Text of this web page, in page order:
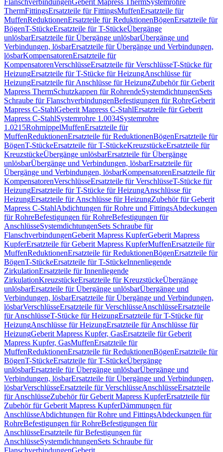
FlanschverbindungenGeberit Mapress ThermSystemrohre
ThermFittingsErsatzteile für FittingsMuffenErsatzteile für
MuffenReduktionenErsatzteile für ReduktionenBögenErsatzteile für
BögenT-StückeErsatzteile für T-StückeÜbergänge
unlösbarErsatzteile für Übergänge unlösbarÜbergänge und
Verbindungen, lösbarErsatzteile für Übergänge und Verbindungen,
lösbarKompensatorenErsatzteile für
KompensatorenVerschlüsseErsatzteile für VerschlüsseT-Stücke für
HeizungErsatzteile für T-Stücke für HeizungAnschlüsse für
HeizungErsatzteile für Anschlüsse für HeizungZubehör für Geberit
Mapress ThermSchutzkappen für RohrendeSystemdichtungenSets
Schraube für FlanschverbindungenBefestigungen für RohreGeberit
Mapress C-StahlGeberit Mapress C-StahlErsatzteile für Geberit
Mapress C-StahlSystemrohre 1.0034Systemrohre
1.0215RohrnippelMuffenErsatzteile für
MuffenReduktionenErsatzteile für ReduktionenBögenErsatzteile für
BögenT-StückeErsatzteile für T-StückeKreuzstückeErsatzteile für
KreuzstückeÜbergänge unlösbarErsatzteile für Übergänge
unlösbarÜbergänge und Verbindungen, lösbarErsatzteile für
Übergänge und Verbindungen, lösbarKompensatorenErsatzteile für
KompensatorenVerschlüsseErsatzteile für VerschlüsseT-Stücke für
HeizungErsatzteile für T-Stücke für HeizungAnschlüsse für
HeizungErsatzteile für Anschlüsse für HeizungZubehör für Geberit
Mapress C-StahlAbdichtungen für Rohre und FittingsAbdeckungen
für RohreBefestigungen für RohreBefestigungen für
AnschlüsseSystemdichtungenSets Schraube für
FlanschverbindungenGeberit Mapress KupferGeberit Mapress
KupferErsatzteile für Geberit Mapress KupferMuffenErsatzteile für
MuffenReduktionenErsatzteile für ReduktionenBögenErsatzteile für
BögenT-StückeErsatzteile für T-StückeInnenliegende
ZirkulationErsatzteile für Innenliegende
ZirkulationKreuzstückeErsatzteile für KreuzstückeÜbergänge
unlösbarErsatzteile für Übergänge unlösbarÜbergänge und
Verbindungen, lösbarErsatzteile für Übergänge und Verbindungen,
lösbarVerschlüsseErsatzteile für VerschlüsseAnschlüsseErsatzteile
für AnschlüsseT-Stücke für HeizungErsatzteile für T-Stücke für
HeizungAnschlüsse für HeizungErsatzteile für Anschlüsse für
HeizungGeberit Mapress Kupfer, GasErsatzteile für Geberit
Mapress Kupfer, GasMuffenErsatzteile für
MuffenReduktionenErsatzteile für ReduktionenBögenErsatzteile für
BögenT-StückeErsatzteile für T-StückeÜbergänge
unlösbarErsatzteile für Übergänge unlösbarÜbergänge und
Verbindungen, lösbarErsatzteile für Übergänge und Verbindungen,
lösbarVerschlüsseErsatzteile für VerschlüsseAnschlüsseErsatzteile
für AnschlüsseZubehör für Geberit Mapress KupferErsatzteile für
Zubehör für Geberit Mapress KupferDämmungen für
AnschlüsseAbdichtungen für Rohre und FittingsAbdeckungen für
RohreBefestigungen für RohreBefestigungen für
AnschlüsseErsatzteile für Befestigungen für
AnschlüsseSystemdichtungenSets Schraube für
FlanschverbindungenGeberit